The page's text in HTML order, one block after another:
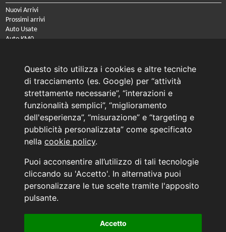
Questo sito utilizza i cookies e altre tecniche
di tracciamento (es. Google) per “attività
strettamente necessarie”, “interazioni e
funzionalità semplici”, “miglioramento
dell'esperienza”, “misurazione” e “targeting e
pubblicità personalizzata” come specificato
nella cookie policy.
Puoi acconsentire all’utilizzo di tali tecnologie
cliccando su 'Accetto'. In alternativa puoi
personalizzare le tue scelte tramite l'apposito
pulsante.
Accetto
Nuovi Arrivi
Prossimi arrivi
Auto Usate
Auto KM0
PRENOTA IL TUO INTERVENTO DI OFFICINA
PRENOTA LA REVISIONE DELLA TUA AUTO
Consulente Online Usato: 0805608980
Consulente Online Hyundai: 0805608985
AUTO PLANET BARI SRL | BARI, via Zippitelli 32-34 - CAP 70132 | P.I. 05126720720
Generata in 0,039 secondi | 216.73.217.126
INFORMATIVA AI SENSI DELL'ART. 79 DEL REG. IVASS n° 40/2018